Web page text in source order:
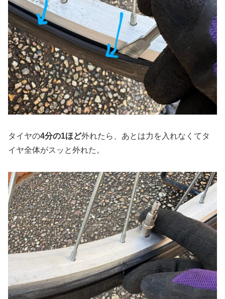
タイヤの4分の1ほど外れたら、あとは力を入れなくてタ
イヤ全体がスッと外れた。